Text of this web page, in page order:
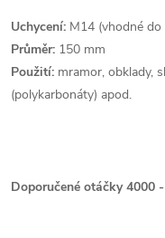
Uchycení: M14 (vhodné
Průměr: 150 mm
Použití: mramor, obklady,
(polykarbonáty) apod.
Doporučené otáčky 4000